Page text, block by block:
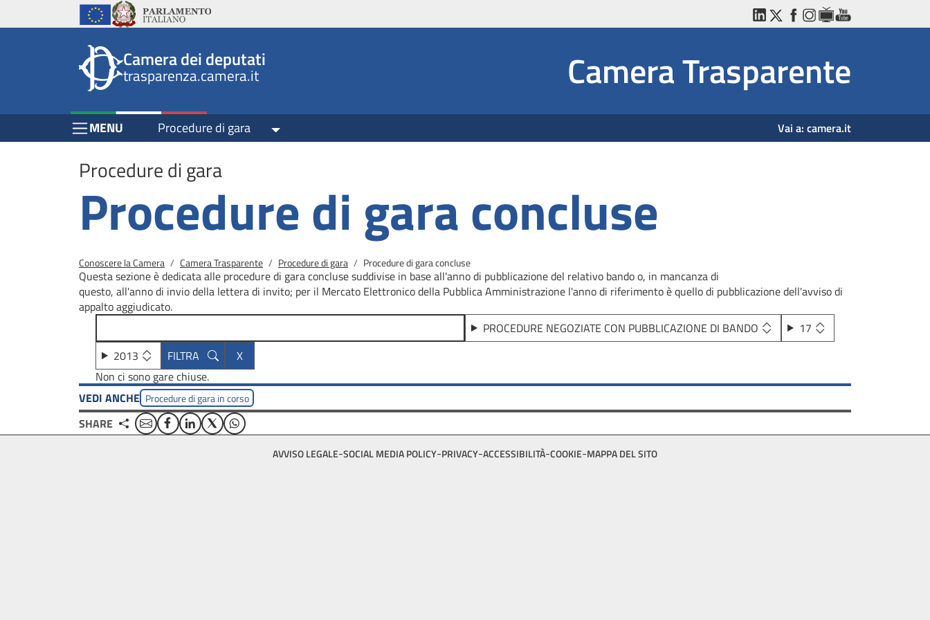
Salta al contenuto principale
Salta al menu di navigazione
top
Istituzioni
Unione EuropeaParlamento Italiano LinkedInTwitterFacebookInstagram
WebTVYouTube
Camera dei deputati
trasparenza.camera.it Camera Trasparente
Menu Bar block
MENU Procedure di gara Toggle Dropdown Vai a: camera.it
Procedure di gara
Procedure di gara concluse
Briciole di pane
Conoscere la Camera Camera Trasparente Procedure di gara Procedure di gara concluse
Questa sezione è dedicata alle procedure di gara concluse suddivise in base all'anno di pubblicazione del relativo bando o, in mancanza di
questo, all'anno di invio della lettera di invito; per il Mercato Elettronico della Pubblica Amministrazione l'anno di riferimento è quello di pubblicazione dell'avviso di
appalto aggiudicato.
PROCEDURE NEGOZIATE CON PUBBLICAZIONE DI BANDO
17
2013
Non ci sono gare chiuse.
VEDI ANCHE Procedure di gara in corso
SHARE EmailFacebookLinkedinTwitterWhatsApp
AVVISO LEGALE SOCIAL MEDIA POLICY PRIVACY ACCESSIBILITÀ COOKIE MAPPA DEL SITO
Salta al contenuto principale
Salta al menu di navigazione
Vai a inizio pagina